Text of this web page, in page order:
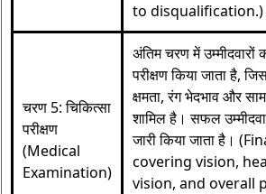
to disqualification.)
चरण 5: चिकित्सा
परीक्षण
(Medical
Examination)
अंतिम चरण में उम्मीदवारों
परीक्षण किया जाता है,
क्षमता, रंग भेदभाव और
शामिल है। सफल
जारी किया जाता है।
covering vision,
vision, and overall